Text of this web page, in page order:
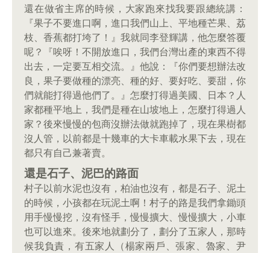
還在做省主席的時候，大家跑來找我要跟總統講：
『果子不要進口啊，進口我們山上、平地種芒果、荔
枝、香蕉都打垮了！』我就同李登輝講，他怎麼答覆
呢？『唉呀！不開放進口，我們台灣出產的東西不得
出去，一定要互相交流。』他說：『你們要想辦法改
良，果子要做種的漂亮、種的好、要好吃、要甜，你
們就能打得過他們了。』怎麼打得過美國、日本？人
家都種平地上，我們是種在山坡地上，怎麼打得過人
家？後來慢慢的包商沒辦法做就跑掉了，現在果樹都
沒人管，以前都是十幾車的大卡車載水果下去，現在
都只有自己兼著賣。
還是石子、泥巴的路面
村子以前水泥也沒有，柏油也沒有，都是石子、泥土
的時候，小孩都在玩泥土啊！村子的路是我們拿鋤頭
用手慢慢挖，沒有怪手，慢慢擴大、慢慢擴大，小車
也可以進來。後來地就劃分了，劃分了五家人，那時
候我負責，有五家人（楊家兩戶、張家、魯家、尹